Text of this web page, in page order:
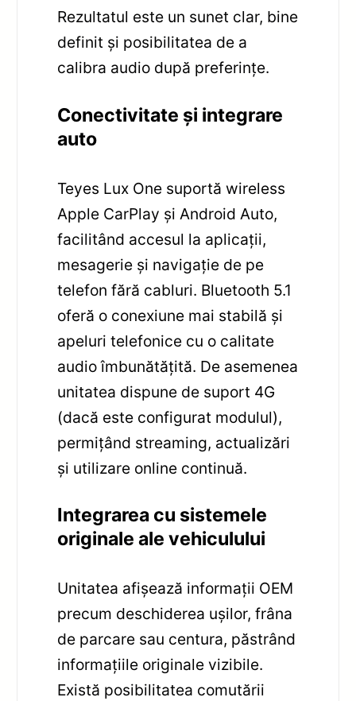
Rezultatul este un sunet clar, bine
definit și posibilitatea de a
calibra audio după preferințe.
Conectivitate și integrare
auto
Teyes Lux One suportă wireless
Apple CarPlay și Android Auto,
facilitând accesul la aplicații,
mesagerie și navigație de pe
telefon fără cabluri. Bluetooth 5.1
oferă o conexiune mai stabilă și
apeluri telefonice cu o calitate
audio îmbunătățită. De asemenea
unitatea dispune de suport 4G
(dacă este configurat modulul),
permițând streaming, actualizări
și utilizare online continuă.
Integrarea cu sistemele
originale ale vehiculului
Unitatea afișează informații OEM
precum deschiderea ușilor, frâna
de parcare sau centura, păstrând
informațiile originale vizibile.
Există posibilitatea comutării